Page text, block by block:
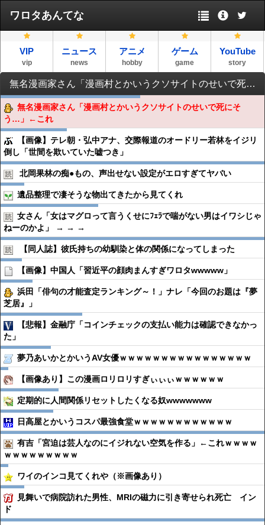
ワロタあんてな
VIP
vip
ニュース
news
アニメ
hobby
ゲーム
game
YouTube
story
無名漫画家さん「漫画村とかいうクソサイトのせいで死にそう…」←これ
無名漫画家さん「漫画村とかいうクソサイトのせいで死にそ
う…」←これ
【画像】テレ朝・弘中アナ、交際報道のオードリー若林をイジリ
倒し「世間を欺いていた嘘つき」
北岡果林の痴●︎もの、声出せない設定がエロすぎてヤバい
遺品整理で凄そうな物出てきたから見てくれ
女さん「女はマグロって言うくせにﾌｪﾗで喘がない男はイワシじゃ
ねーのかよ」 → → →
【同人誌】彼氏持ちの幼馴染と体の関係になってしまった
【画像】中国人「習近平の顔肉まんすぎワロタwwwww」
浜田「俳句の才能査定ランキング～！」ナレ「今回のお題は『夢
芝居』」
【悲報】金融庁「コインチェックの支払い能力は確認できなかっ
た」
夢乃あいかとかいうAV女優ｗｗｗｗｗｗｗｗｗｗｗｗｗｗｗｗ
【画像あり】この漫画ロリロリすぎぃぃぃｗｗｗｗｗｗ
定期的に人間関係リセットしたくなる奴wwwwwww
日高屋とかいうコスパ最強食堂ｗｗｗｗｗｗｗｗｗｗｗｗ
有吉「宮迫は芸人なのにイジれない空気を作る」←これｗｗｗｗ
ｗｗｗｗｗｗｗｗｗ
ワイのインコ見てくれや（※画像あり）
見舞いで病院訪れた男性、MRIの磁力に引き寄せられ死亡 イン
ド